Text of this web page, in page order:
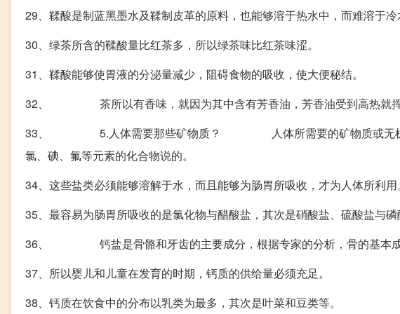
29、鞣酸是制蓝黑墨水及鞣制皮革的原料，也能够溶于热水中，而难溶于冷
30、绿茶所含的鞣酸量比红茶多，所以绿茶味比红茶味涩。
31、鞣酸能够使胃液的分泌量减少，阻碍食物的吸收，使大便秘结。
32、 茶所以有香味，就因为其中含有芳香油，芳香油受到高热就挥
33、 5.人体需要那些矿物质？ 人体所需要的矿物质或无机盐类
氯、碘、氟等元素的化合物说的。
34、这些盐类必须能够溶解于水，而且能够为肠胃所吸收，才为人体所利用。
35、最容易为肠胃所吸收的是氯化物与醋酸盐，其次是硝酸盐、硫酸盐与磷
36、 钙盐是骨骼和牙齿的主要成分，根据专家的分析，骨的基本成分
37、所以婴儿和儿童在发育的时期，钙质的供给量必须充足。
38、钙质在饮食中的分布以乳类为最多，其次是叶菜和豆类等。